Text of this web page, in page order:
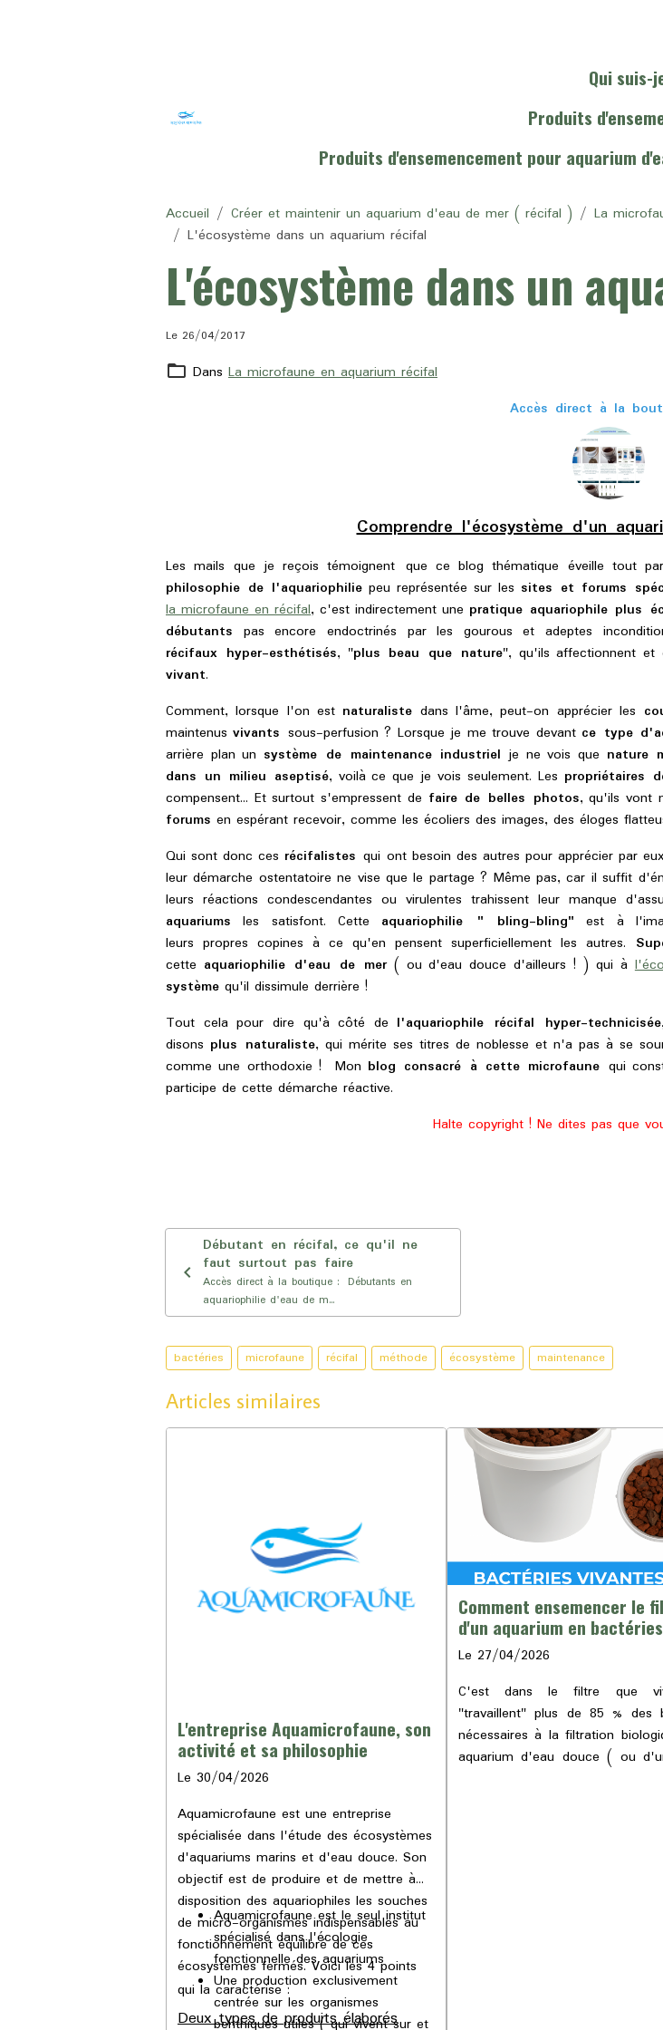
Qui suis-
Produits
Produits d'ensemencement pour aquarium
Accueil Créer et maintenir un aquarium d'eau de mer ( récifal )
La
L'écosystème dans un aquarium récifal
L'écosystème dans un
Le 26/04/2017
Dans La microfaune en aquarium récifal
Accès direct à la
Comprendre l'écosystème d'un
Les mails que je reçois témoignent que ce blog thématique éveille tout
philosophie de l'aquariophiliepeu représentée sur les sites et forums
la microfaune en récifal, c'est indirectement une pratique aquariophile plus
débutants pas encore endoctrinés par les gourous et adeptes
récifaux hyper-esthétisés, "plus beau que nature", qu'ils affectionnent et
vivant.
Comment, lorsque l'on est naturaliste dans l'âme, peut-on apprécier les
maintenusvivants sous-perfusion ? Lorsque je me trouve devant ce type
arrière plan un système de maintenance industriel je ne vois que nature
dans un milieu aseptisé, voilà ce que je vois seulement. Les propriétaires
compensent... Et surtout s'empressent de faire de belles photos, qu'ils vont
forums en espérant recevoir, comme les écoliers des images, des éloges
Qui sont donc ces récifalistesqui ont besoin des autres pour apprécier par
leur démarche ostentatoire ne vise que le partage ? Même pas, car il suffit
leurs réactions condescendantes ou virulentes trahissent leur manque
aquariums les satisfont. Cette aquariophilie " bling-bling" est à
leurs propres copines à ce qu'en pensent superficiellement les autres.
cette aquariophilie d'eau de mer( ou d'eau douce d'ailleurs ! ) qui à
système qu'il dissimule derrière !
Tout cela pour dire qu'à côté de l'aquariophile récifal hyper-technicisée
disons plus naturaliste, qui mérite ses titres de noblesse et n'a pas à se
comme une orthodoxie ! Mon blog consacré à cette microfaune qui
participe de cette démarche réactive.
Halte copyright ! Ne dites pas que
Débutant en récifal, ce qu'il ne
faut surtout pas faire
Accès direct à la boutique : Débutants en
aquariophilie d'eau de m...
bactéries microfaune récifal méthode écosystème maintenance
Articles similaires
L'entreprise Aquamicrofaune, son
activité et sa philosophie
Le 30/04/2026
Aquamicrofaune est une entreprise
spécialisée dans l'étude des écosystèmes
d'aquariums marins et d'eau douce. Son
objectif est de produire et de mettre à
disposition des aquariophiles les souches
de micro-organismes indispensables au
fonctionnement équilibré de ces
écosystèmes fermés. Voici les 4 points
qui la caractérise :
Aquamicrofaune est le seul institut
spécialisé dans l'écologie
fonctionnelle des aquariums
Une production exclusivement
centrée sur les organismes
benthiques utiles ( qui vivent sur et
Deux types de produits élaborés
Comment ensemencer le
d'un aquarium en bactéries
Le 27/04/2026
C'est dans le filtre que
"travaillent" plus de 85 % des
nécessaires à la filtration
aquarium d'eau douce ( ou